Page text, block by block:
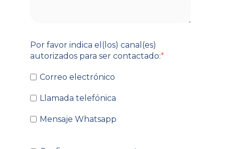
Por favor indica el(los) canal(es)
autorizados para ser contactado:*
Correo electrónico
Llamada telefónica
Mensaje Whatsapp